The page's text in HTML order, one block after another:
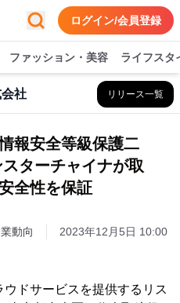
ログイン/会員登録
ファッション・美容 ライフスタ
社 リリース一覧
報安全等級保護二
ターチャイナが取
全性を保証
動向 2023年12月5日 10:00
ドサービスを提供するリス